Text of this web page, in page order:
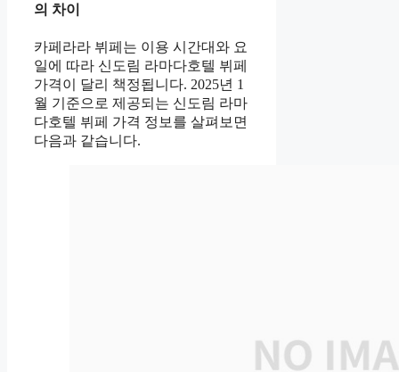
의 차이
카페라라 뷔페는 이용 시간대와 요
일에 따라 신도림 라마다호텔 뷔페
가격이 달리 책정됩니다. 2025년 1
월 기준으로 제공되는 신도림 라마
다호텔 뷔페 가격 정보를 살펴보면
다음과 같습니다.